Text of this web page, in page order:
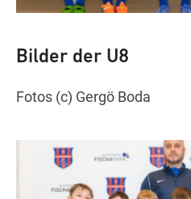
Bilder der U8
Fotos (c) Gergö Boda